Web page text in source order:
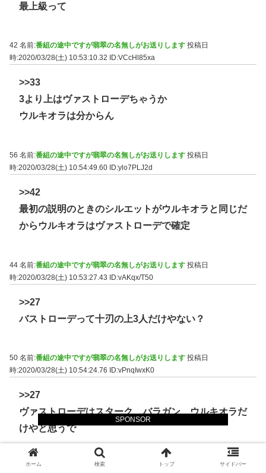
SPONSOR
最上級って
42 名前:番組の途中ですが翡翠の名無しがお送りします 投稿日
時:2020/03/28(土) 10:53:10.32
ID:VCcHl85xa
>>33
3より上はヴァストローデちゃうか
ウルキオラは分からん
56 名前:番組の途中ですが翡翠の名無しがお送りします 投稿日
時:2020/03/28(土) 10:54:49.60 ID:ylo7PLJ2d
>>42
最初の説明のときのシルエットがウルキオラと同じだ
からウルキオラはヴァストローデで確定
44 名前:番組の途中ですが翡翠の名無しがお送りします 投稿日
時:2020/03/28(土) 10:53:27.43 ID:vAKqx/T50
>>27
バストローデって十刃の上3人だけやない？
50 名前:番組の途中ですが翡翠の名無しがお送りします 投稿日
時:2020/03/28(土) 10:54:24.76
ID:vPnqIwxK0
>>27
ヴァストローデはスターク、バラガン、ウルキオラだ
けやと思うで
63 名前: 番組の途中ですが翡翠の名無しがお送りします
ホーム 検索 トップ サイドバー